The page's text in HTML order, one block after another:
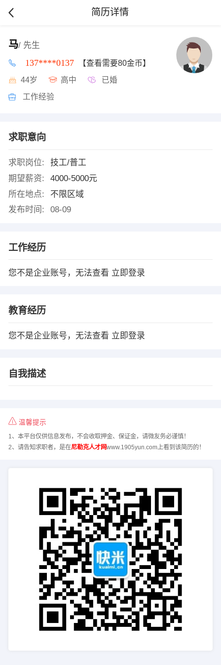
简历详情
马/ 先生
137****0137 【查看需要80金币】
44岁 高中 已婚
工作经验
求职意向
求职岗位:
技工/普工
期望薪资:
4000-5000元
所在地点:
不限区域
发布时间:
08-09
工作经历
您不是企业账号，无法查看 立即登录
教育经历
您不是企业账号，无法查看 立即登录
自我描述
温馨提示
1、本平台仅供信息发布，不会收取押金、保证金，请微友务必谨慎！
2、请告知求职者，是在尼勒克人才网www.1905yun.com上看到该简历的！